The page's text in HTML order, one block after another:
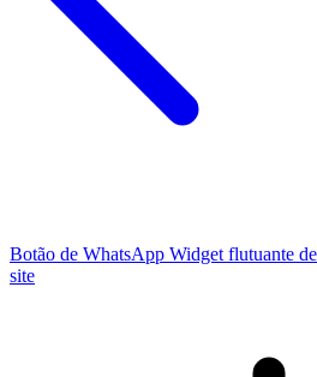
Botão de WhatsApp Widget flutuante
site